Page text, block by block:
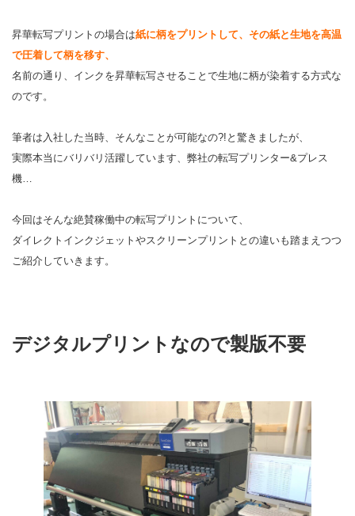
昇華転写プリントの場合は紙に柄をプリントして、その紙と生地を高温
で圧着して柄を移す、
名前の通り、インクを昇華転写させることで生地に柄が染着する方式な
のです。
筆者は入社した当時、そんなことが可能なの?!と驚きましたが、
実際本当にバリバリ活躍しています、弊社の転写プリンター&プレス
機…
今回はそんな絶賛稼働中の転写プリントについて、
ダイレクトインクジェットやスクリーンプリントとの違いも踏まえつつ
ご紹介していきます。
デジタルプリントなので製版不要